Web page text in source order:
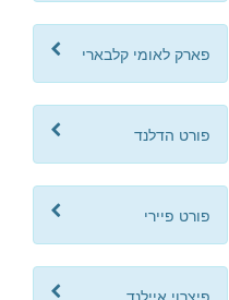
פארק לאומי קלבארי
פורט הדלנד
פורט פיירי
פיצרוי איילנד